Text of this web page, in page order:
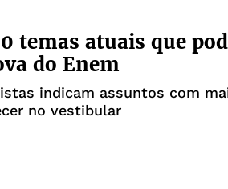
temas atuais que
do Enem
indicam assuntos com
no vestibular